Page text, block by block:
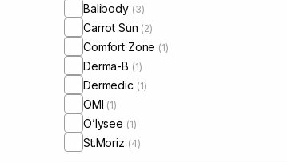
Balibody (3)
Carrot Sun (2)
Comfort Zone (1)
Derma-B (1)
Dermedic (1)
OMI (1)
O’lysee (1)
St.Moriz (4)